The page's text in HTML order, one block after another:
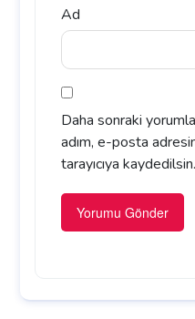
Ad
Daha sonraki
adım, e-posta
tarayıcıya kaydedilsin.